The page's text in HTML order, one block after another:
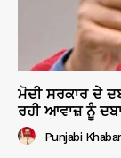
ਮੋਦੀ ਸਰਕਾਰ ਦੇ
ਰਹੀ ਆਵਾਜ਼ ਨੂੰ
Punjabi